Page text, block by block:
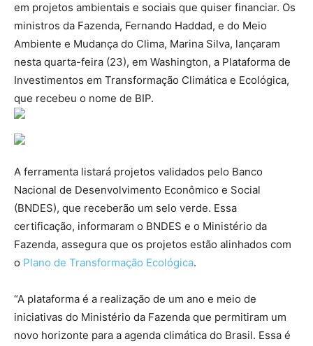
em projetos ambientais e sociais que quiser financiar. Os
ministros da Fazenda, Fernando Haddad, e do Meio
Ambiente e Mudança do Clima, Marina Silva, lançaram
nesta quarta-feira (23), em Washington, a Plataforma de
Investimentos em Transformação Climática e Ecológica,
que recebeu o nome de BIP.
A ferramenta listará projetos validados pelo Banco
Nacional de Desenvolvimento Econômico e Social
(BNDES), que receberão um selo verde. Essa
certificação, informaram o BNDES e o Ministério da
Fazenda, assegura que os projetos estão alinhados com
o Plano de Transformação Ecológica.
“A plataforma é a realização de um ano e meio de
iniciativas do Ministério da Fazenda que permitiram um
novo horizonte para a agenda climática do Brasil. Essa é